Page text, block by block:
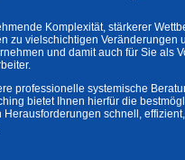
Komplexität, stärkerer
zu vielschichtigen Veränderungen
und damit auch für Sie als
professionelle systemische
bietet Ihnen hierfür die
Herausforderungen schnell,